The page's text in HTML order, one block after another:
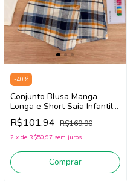
-40%
Conjunto Blusa Manga
Longa e Short Saia Infantil
Teen Menina Nina Go!
2261027
(Creme/Azul/Amarelo)
R$101,94 R$169,90
2 x de R$50,97 sem juros
Comprar